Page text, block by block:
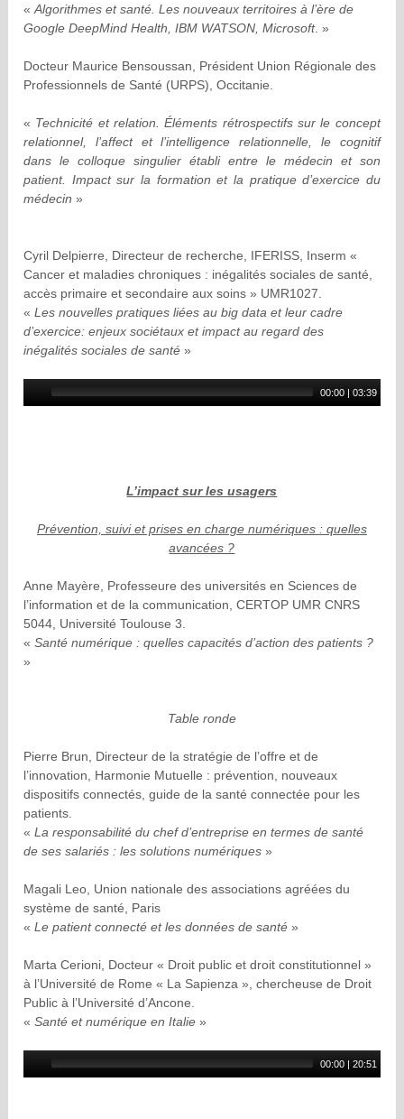
«Algorithmes et santé. Les nouveaux territoires à l’ère de
Google DeepMind Health, IBM WATSON, Microsoft. »
Docteur Maurice Bensoussan, Président Union Régionale des
Professionnels de Santé (URPS), Occitanie.
« Technicité et relation. Éléments rétrospectifs sur le concept
relationnel, l’affect et l’intelligence relationnelle, le cognitif
dans le colloque singulier établi entre le médecin et son
patient. Impact sur la formation et la pratique d’exercice du
médecin »
Cyril Delpierre, Directeur de recherche, IFERISS, Inserm «
Cancer et maladies chroniques : inégalités sociales de santé,
accès primaire et secondaire aux soins » UMR1027.
«Les nouvelles pratiques liées au big data et leur cadre
d’exercice: enjeux sociétaux et impact au regard des
inégalités sociales de santé »
00:00 |03:39
L’impact sur les usagers
Prévention, suivi et prises en charge numériques : quelles
avancées ?
Anne Mayère, Professeure des universités en Sciences de
l’information et de la communication, CERTOP UMR CNRS
5044, Université Toulouse 3.
« Santé numérique : quelles capacités d’action des patients ?
»
Table ronde
Pierre Brun, Directeur de la stratégie de l’offre et de
l’innovation, Harmonie Mutuelle : prévention, nouveaux
dispositifs connectés, guide de la santé connectée pour les
patients.
«La responsabilité du chef d’entreprise en termes de santé
de ses salariés : les solutions numériques »
Magali Leo, Union nationale des associations agréées du
système de santé, Paris
«Le patient connecté et les données de santé »
Marta Cerioni, Docteur « Droit public et droit constitutionnel »
à l’Université de Rome « La Sapienza », chercheuse de Droit
Public à l’Université d’Ancone.
«Santé et numérique en Italie »
00:00 |20:51